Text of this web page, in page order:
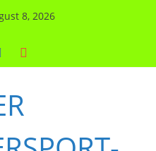
8, 2026